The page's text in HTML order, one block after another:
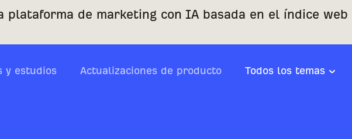
plataforma de marketing con IA basada en el índice
y estudios Actualizaciones de producto Todos los temas